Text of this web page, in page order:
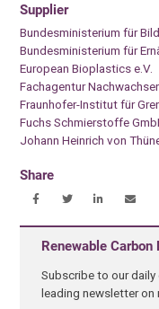
Supplier
Bundesministerium für
Bundesministerium für
European Bioplastics e.V.
Fachagentur
Fraunhofer-Institut für
Fuchs Schmierstoffe
Johann Heinrich von
Share
Renewable
Subscribe to our
leading newsletter on